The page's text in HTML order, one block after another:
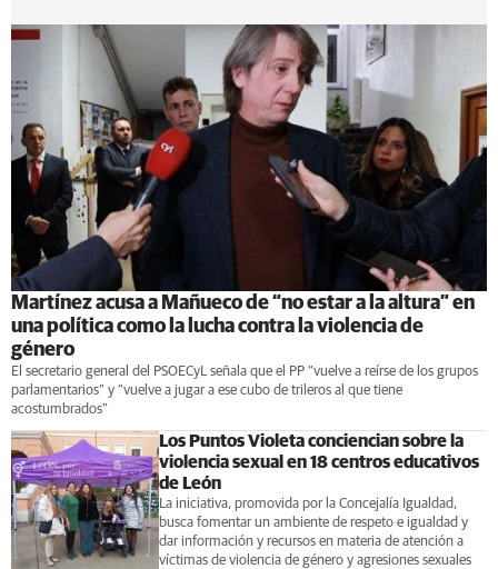
Martínez acusa a Mañueco de “no estar a la altura” en
una política como la lucha contra la violencia de
género
El secretario general del PSOECyL señala que el PP “vuelve a reírse de los grupos
parlamentarios” y “vuelve a jugar a ese cubo de trileros al que tiene
acostumbrados”
Los Puntos Violeta conciencian sobre la
violencia sexual en 18 centros educativos
de León
La iniciativa, promovida por la Concejalía Igualdad,
busca fomentar un ambiente de respeto e igualdad y
dar información y recursos en materia de atención a
víctimas de violencia de género y agresiones sexuales